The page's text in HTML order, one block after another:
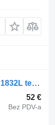
Mercedes-Benz Air dryer 0024310715 sušač vazduha za Mercedes-Benz ACTROS 1832L tegljača
52 €
Bez PDV-a